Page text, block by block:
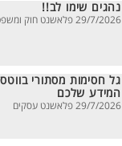
נהגים שימו לב!!
29/7/2026 פלאשנט חוק ומשפט
גל חסימות מסתורי
המידע שלכם
29/7/2026 פלאשנט עסקים